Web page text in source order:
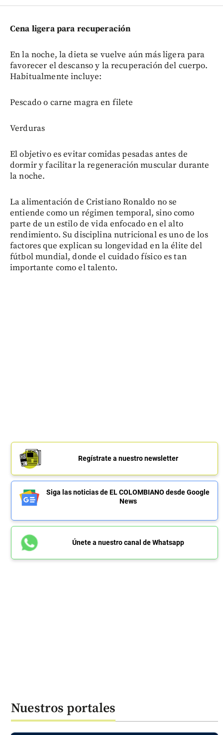
Cena ligera para recuperación
En la noche, la dieta se vuelve aún más ligera para
favorecer el descanso y la recuperación del cuerpo.
Habitualmente incluye:
Pescado o carne magra en filete
Verduras
El objetivo es evitar comidas pesadas antes de
dormir y facilitar la regeneración muscular durante
la noche.
La alimentación de Cristiano Ronaldo no se
entiende como un régimen temporal, sino como
parte de un estilo de vida enfocado en el alto
rendimiento. Su disciplina nutricional es uno de los
factores que explican su longevidad en la élite del
fútbol mundial, donde el cuidado físico es tan
importante como el talento.
Regístrate a nuestro newsletter
Siga las noticias de EL COLOMBIANO desde Google
News
Únete a nuestro canal de Whatsapp
Nuestros portales